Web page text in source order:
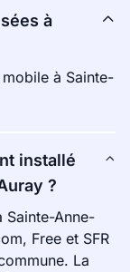
à
à Sainte-
installé
?
Sainte-Anne-
Free et SFR
La